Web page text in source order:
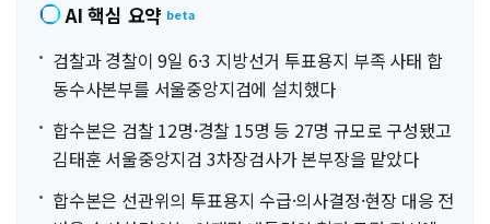
AI 핵심 요약 beta
검찰과 경찰이 9일 6·3 지방선거 투표용지 부족 사태 합
동수사본부를 서울중앙지검에 설치했다
합수본은 검찰 12명·경찰 15명 등 27명 규모로 구성됐고
김태훈 서울중앙지검 3차장검사가 본부장을 맡았다
합수본은 선관위의 투표용지 수급·의사결정·현장 대응 전